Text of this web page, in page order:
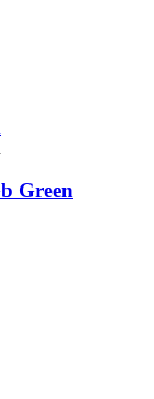
Green